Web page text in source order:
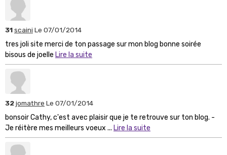
31scaini Le 07/01/2014
tres joli site merci de ton passage sur mon blog bonne soirée
bisous de joelle Lire la suite
32jomathre Le 07/01/2014
bonsoir Cathy, c'est avec plaisir que je te retrouve sur ton blog. -
Je réitère mes meilleurs voeux ... Lire la suite